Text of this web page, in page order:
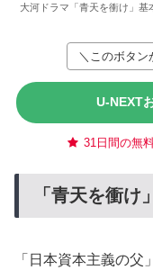
大河ドラマ「青天を衝け」基
＼このボタン
U-NEXT
31日間の無
「青天を衝け
「日本資本主義の